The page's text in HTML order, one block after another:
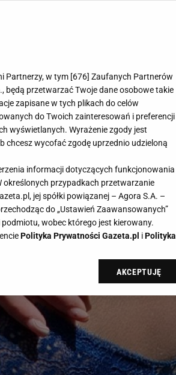
Te majtki to HIT
garderobie. Efektowna i po
wyglądu, a w koronce każdej do
powinnaś mieć. Ceny zachęcają!
Partnerzy, w tym [676] Zaufanych Partnerów
będą przetwarzać Twoje dane osobowe takie
zapisane w tych plikach do celów
do Twoich zainteresowań i preferencji
wyświetlanych. Wyrażenie zgody jest
chcesz wycofać zgodę uprzednio udzieloną
informacji dotyczących funkcjonowania
określonych przypadkach przetwarzanie
jej spółki powiązanej – Agora S.A. –
do „Ustawień Zaawansowanych”
wobec którego jest kierowany.
Polityka Prywatności Gazeta.pl iPolityka
plików cookie Gazeta.pl sp. z o.o., jej
dot. przetwarzania danych poprzez
Zaawansowanych”. Zmiana ustawień
w następujących celach:
urządzenia do celów identyfikacji.
AKCEPTUJĘ